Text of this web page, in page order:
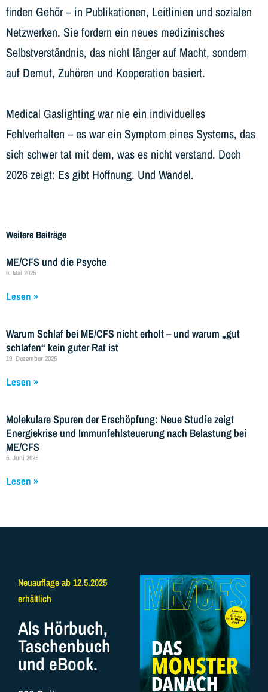
finden Gehör – in Publikationen, Leitlinien und sozialen
Netzwerken. Sie fordern ein neues medizinisches
Selbstverständnis, das nicht länger auf Macht, sondern
auf Demut, Zuhören und Kooperation basiert.
Medical Gaslighting war nie ein individuelles
Fehlverhalten – es war ein Symptom eines Systems, das
sich schwer tat mit dem, was es nicht verstand. Doch
2026 zeigt: Es gibt Hoffnung. Und Wandel.
Weitere Beiträge
ME/CFS und die Psyche
6. Mai 2025
Lesen »
Warum Schlaf bei ME/CFS nicht erholt – und warum „gut
schlafen“ kein guter Rat ist
19. Dezember 2025
Lesen »
Molekulare Spuren der Erschöpfung: Neue Studie zeigt
Energiekrise und Immunfehlsteuerung nach Belastung bei
ME/CFS
5. Juni 2025
Lesen »
Neuauflage ab 12.5.2025
erhältlich
Als Hörbuch,
Taschenbuch
und eBook.